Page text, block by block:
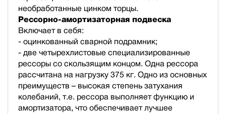
необработанные цинком торцы.
Рессорно-амортизаторная подвеска
Включает в себя:
- оцинкованный сварной подрамник;
- две четырехлистовые специализированные
рессоры со скользящим концом. Одна рессора
рассчитана на нагрузку 375 кг. Одно из основных
преимуществ – высокая степень затухания
колебаний, т.е. рессора выполняет функцию и
амортизатора, что обеспечивает лучшее